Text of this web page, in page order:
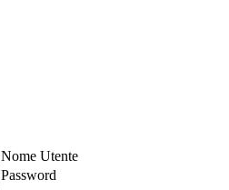
Nome Utente
Password